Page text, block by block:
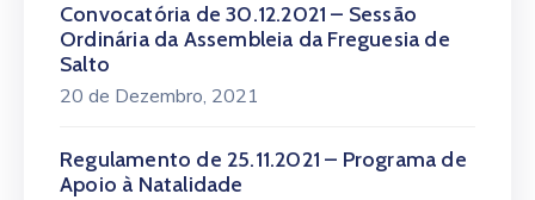
Convocatória de 30.12.2021 – Sessão
Ordinária da Assembleia da Freguesia de
Salto
20 de Dezembro, 2021
Regulamento de 25.11.2021 – Programa de
Apoio à Natalidade